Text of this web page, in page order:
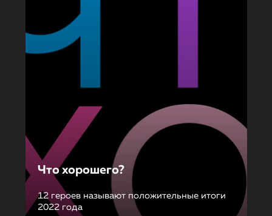
Что хорошего?
12 героев называют положительные итоги
2022 года